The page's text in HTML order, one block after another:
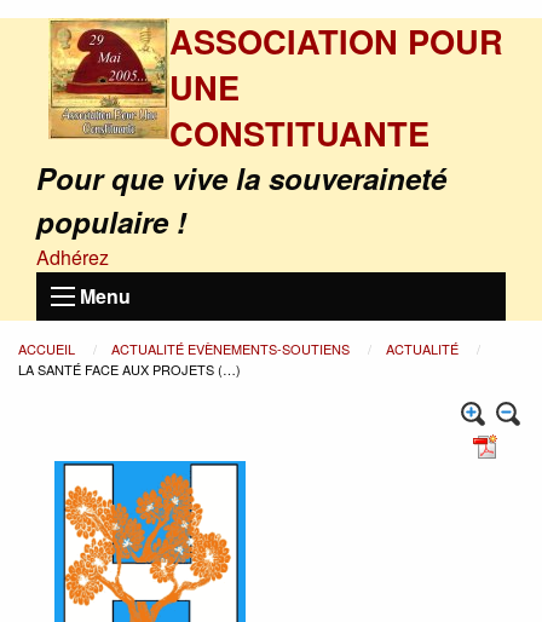
ASSOCIATION POUR
UNE
CONSTITUANTE
Pour que vive la souveraineté
populaire !
Adhérez
Menu
ACCUEIL ACTUALITÉ EVÈNEMENTS-SOUTIENS
ACTUALITÉ
LA SANTÉ FACE AUX PROJETS (…)